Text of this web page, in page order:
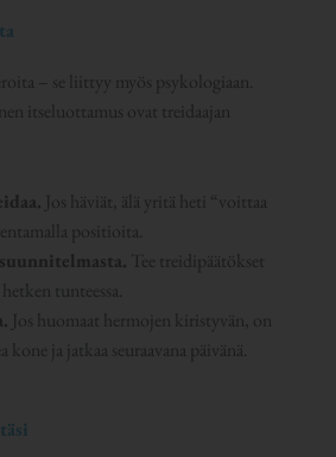
– se liittyy myös psykologiaan.
itseluottamus ovat treidaajan
Jos häviät, älä yritä heti “voittaa
positioita.
Tee treidipäätökset
tunteessa.
Jos huomaat hermojen kiristyvän, on
kone ja jatkaa seuraavana päivänä.